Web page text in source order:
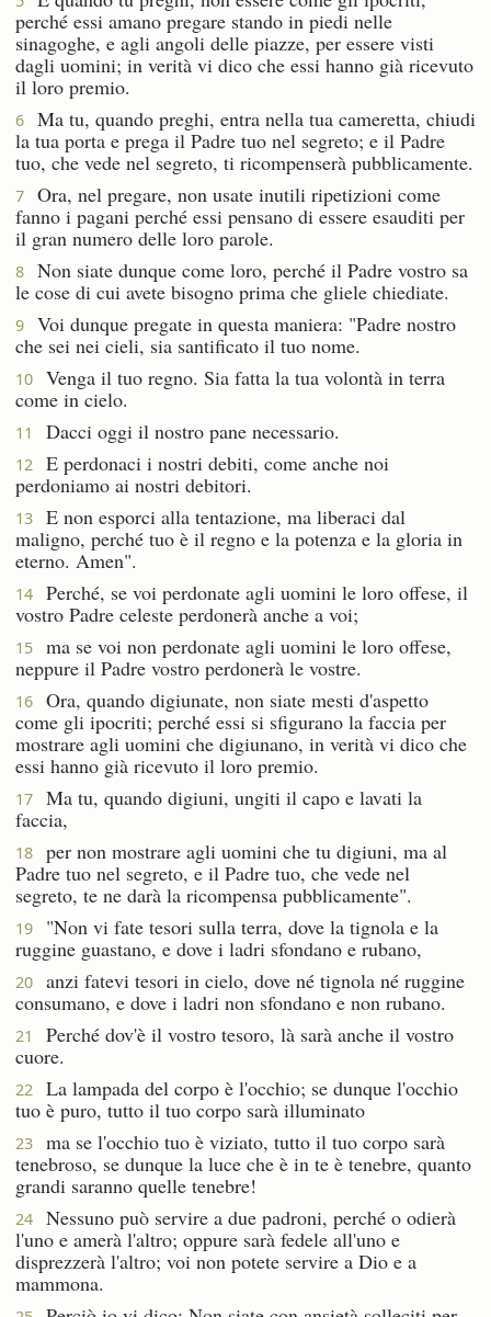
perché essi amano pregare stando in piedi nelle
sinagoghe, e agli angoli delle piazze, per essere visti
dagli uomini; in verità vi dico che essi hanno già ricevuto
il loro premio.
6
Ma tu, quando preghi, entra nella tua cameretta, chiudi
la tua porta e prega il Padre tuo nel segreto; e il Padre
tuo, che vede nel segreto, ti ricompenserà pubblicamente.
7
Ora, nel pregare, non usate inutili ripetizioni come
fanno i pagani perché essi pensano di essere esauditi per
il gran numero delle loro parole.
8
Non siate dunque come loro, perché il Padre vostro sa
le cose di cui avete bisogno prima che gliele chiediate.
9
Voi dunque pregate in questa maniera: "Padre nostro
che sei nei cieli, sia santificato il tuo nome.
10
Venga il tuo regno. Sia fatta la tua volontà in terra
come in cielo.
11 Dacci oggi il nostro pane necessario.
12
E perdonaci i nostri debiti, come anche noi
perdoniamo ai nostri debitori.
13
E non esporci alla tentazione, ma liberaci dal
maligno, perché tuo è il regno e la potenza e la gloria in
eterno. Amen".
14
Perché, se voi perdonate agli uomini le loro offese, il
vostro Padre celeste perdonerà anche a voi;
15
ma se voi non perdonate agli uomini le loro offese,
neppure il Padre vostro perdonerà le vostre.
16
Ora, quando digiunate, non siate mesti d'aspetto
come gli ipocriti; perché essi si sfigurano la faccia per
mostrare agli uomini che digiunano, in verità vi dico che
essi hanno già ricevuto il loro premio.
17
Ma tu, quando digiuni, ungiti il capo e lavati la
faccia,
18
per non mostrare agli uomini che tu digiuni, ma al
Padre tuo nel segreto, e il Padre tuo, che vede nel
segreto, te ne darà la ricompensa pubblicamente".
19
"Non vi fate tesori sulla terra, dove la tignola e la
ruggine guastano, e dove i ladri sfondano e rubano,
20
anzi fatevi tesori in cielo, dove né tignola né ruggine
consumano, e dove i ladri non sfondano e non rubano.
21
Perché dov'è il vostro tesoro, là sarà anche il vostro
cuore.
22
La lampada del corpo è l'occhio; se dunque l'occhio
tuo è puro, tutto il tuo corpo sarà illuminato
23
ma se l'occhio tuo è viziato, tutto il tuo corpo sarà
tenebroso, se dunque la luce che è in te è tenebre, quanto
grandi saranno quelle tenebre!
24
Nessuno può servire a due padroni, perché o odierà
l'uno e amerà l'altro; oppure sarà fedele all'uno e
disprezzerà l'altro; voi non potete servire a Dio e a
mammona.